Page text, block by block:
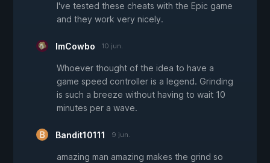
I've tested these cheats with the Epic game
and they work very nicely.
ImCowbo 10 jun.
Whoever thought of the idea to have a
game speed controller is a legend. Grinding
is such a breeze without having to wait 10
minutes per a wave.
Bandit10111 9 jun.
amazing man amazing makes the grind so